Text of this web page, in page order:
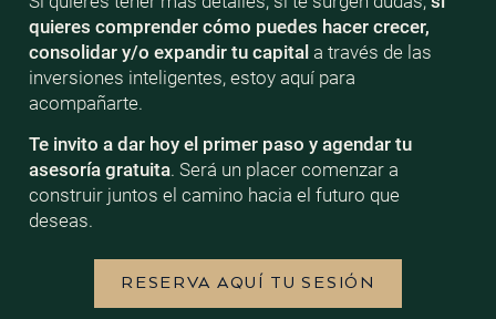
quieres comprender cómo puedes hacer crecer,
consolidar y/o expandir tu capitala través de las
inversiones inteligentes, estoy aquí para
acompañarte.
Te invito a dar hoy el primer paso y agendar tu
asesoría gratuita. Será un placer comenzar a
construir juntos el camino hacia el futuro que
deseas.
RESERVA AQUÍ TU SESIÓN